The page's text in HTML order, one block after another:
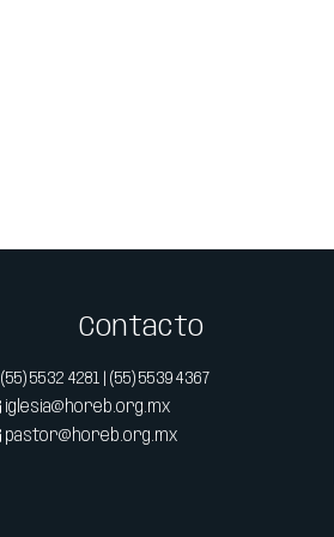
Contacto
(55) 5532 4281 | (55) 5539 4367
iglesia@horeb.org.mx
pastor@horeb.org.mx